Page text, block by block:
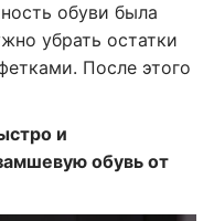
обуви была
убрать остатки
После этого
и
обувь от